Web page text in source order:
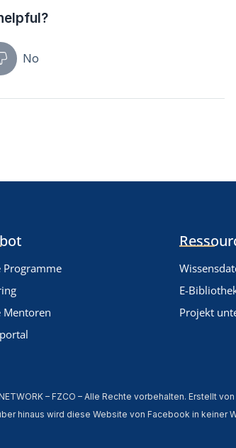
No
Programme
Mentoren
E-
Projekt
– FZCO – Alle Rechte vorbehalten. Erstellt von
hinaus wird diese Website von Facebook in keiner